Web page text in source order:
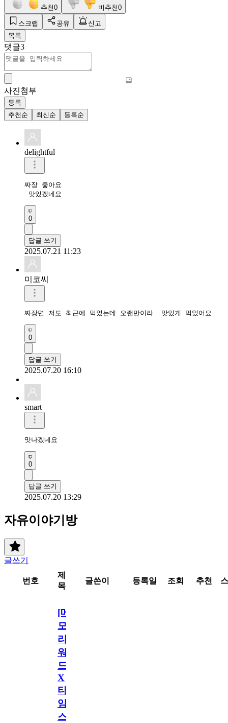
추천0 비추천0
스크랩 공유
신고
목록
댓글3
사진첨부
등록
추천순
최신순 등록순
delightful
짜장 좋아요
맛있겠네요
0
답글 쓰기
2025.07.21 11:23
미코씨
짜장면 저도 최근에 먹었는데 오랜만이라  맛있게 먹었어요
0
답글 쓰기
2025.07.20 16:10
smart
맛나겠네요
0
답글 쓰기
2025.07.20 13:29
자유이야기방
글쓰기
번호
제
목
글쓴이 등록일 조회 추천
[메
모
리
워
드
X
타
임
스